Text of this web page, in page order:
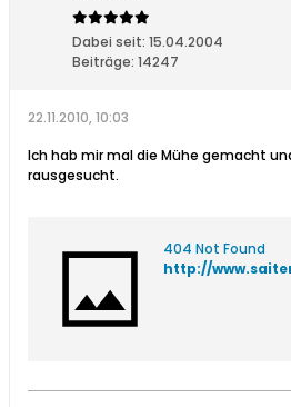
Dabei seit: 15.04.2004
Beiträge: 14247
22.11.2010, 10:03
Ich hab mir mal die Mühe gemacht
rausgesucht.
404 Not Found